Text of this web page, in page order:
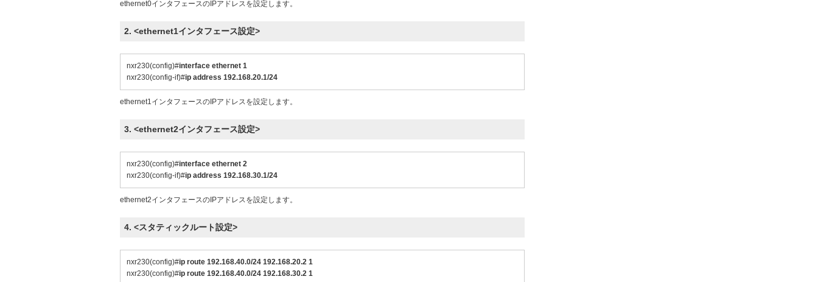
ethernet0インタフェースのIPアドレスを設定します。
2. <ethernet1インタフェース設定>
nxr230(config)#interface ethernet 1
nxr230(config-if)#ip address 192.168.20.1/24
ethernet1インタフェースのIPアドレスを設定します。
3. <ethernet2インタフェース設定>
nxr230(config)#interface ethernet 2
nxr230(config-if)#ip address 192.168.30.1/24
ethernet2インタフェースのIPアドレスを設定します。
4. <スタティックルート設定>
nxr230(config)#ip route 192.168.40.0/24 192.168.20.2 1
nxr230(config)#ip route 192.168.40.0/24 192.168.30.2 1